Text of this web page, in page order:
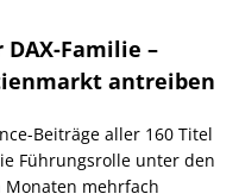
Familie –
antreiben
Beiträge aller 160 Titel
Führungsrolle unter den
mehrfach